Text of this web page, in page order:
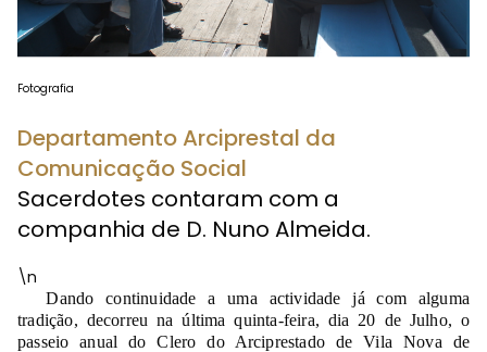
Fotografia
Departamento Arciprestal da
Comunicação Social
Sacerdotes contaram com a
companhia de D. Nuno Almeida.
\n
Dando continuidade a uma actividade já com alguma
tradição, decorreu na última quinta-feira, dia 20 de Julho, o
passeio anual do Clero do Arciprestado de Vila Nova de